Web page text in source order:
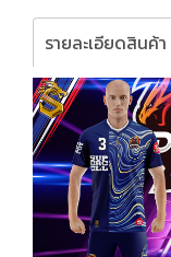
รายละเอียดสินค้า